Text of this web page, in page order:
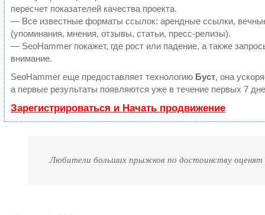
пересчет показателей качества проекта.
— Все известные форматы ссылок: арендные ссылки,
(упоминания, мнения, отзывы, статьи, пресс-релизы).
— SeoHammer покажет, где рост или падение, а также
внимание.
SeoHammer еще предоставляет технологию Буст, она
а первые результаты появляются уже в течение первых 7
Зарегистрироваться и Начать продвижение
Любители больших прыжков по достоинству оценят